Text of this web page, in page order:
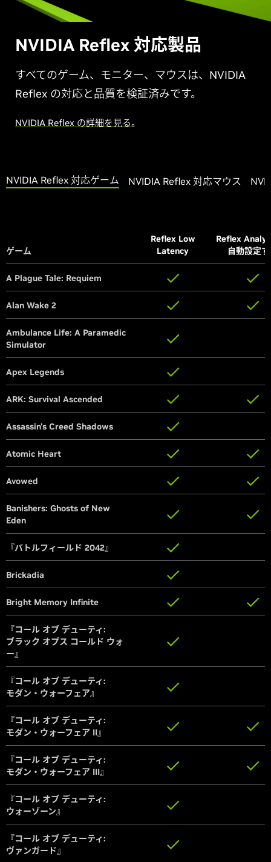
NVIDIA Reflex 対応製品
すべてのゲーム、モニター、マウスは、NVIDIA
Reflex の対応と品質を検証済みです。
NVIDIA Reflex の詳細を見る。
NVIDIA Reflex 対応ゲーム NVIDIA Reflex 対応マウス
ゲーム
Reflex Low
Latency
Reflex
自動設定
A Plague Tale: Requiem
Alan Wake 2
Ambulance Life: A Paramedic
Simulator
Apex Legends
ARK: Survival Ascended
Assassin's Creed Shadows
Atomic Heart
Avowed
Banishers: Ghosts of New
Eden
『バトルフィールド 2042』
Brickadia
Bright Memory Infinite
『コール オブ デューティ:
ブラック オプス コールド ウォ
ー』
『コール オブ デューティ:
モダン・ウォーフェア』
『コール オブ デューティ:
モダン・ウォーフェア II』
『コール オブ デューティ:
モダン・ウォーフェア III』
『コール オブ デューティ:
ウォーゾーン』
『コール オブ デューティ:
ヴァンガード』
ゲーム
A Plague Tale: Requiem
Alan Wake 2
Ambulance Life: A Paramedic
Simulator
Apex Legends
ARK: Survival Ascended
Assassin's Creed Shadows
Atomic Heart
Avowed
Banishers: Ghosts of New
Eden
『バトルフィールド 2042』
Brickadia
Bright Memory Infinite
『コール オブ デューティ:
ブラック オプス コールド ウォ
ー』
『コール オブ デューティ:
モダン・ウォーフェア』
『コール オブ デューティ:
モダン・ウォーフェア II』
『コール オブ デューティ:
モダン・ウォーフェア III』
『コール オブ デューティ:
ウォーゾーン』
『コール オブ デューティ:
ヴァンガード』